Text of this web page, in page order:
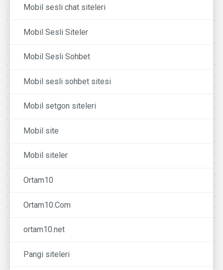
Mobil sesli chat siteleri
Mobil Sesli Siteler
Mobil Sesli Sohbet
Mobil sesli sohbet sitesi
Mobil setgon siteleri
Mobil site
Mobil siteler
Ortam10
Ortam10.Com
ortam10.net
Pangi siteleri